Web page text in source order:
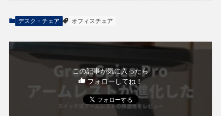
デスク・チェア オフィスチェア
この記事が気に入ったら
フォローしてね！